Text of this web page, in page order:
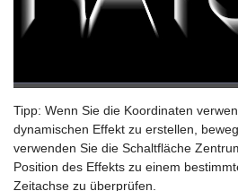
Tipp: Wenn Sie die Koordinaten
dynamischen Effekt zu erstellen,
verwenden Sie die Schaltfläche
Position des Effekts zu einem
Zeitachse zu überprüfen.